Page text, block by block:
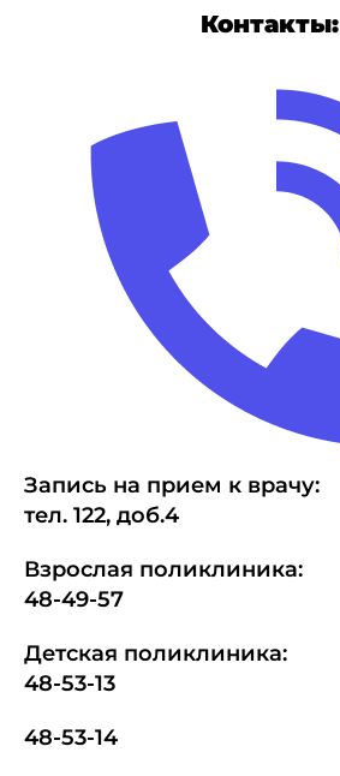
Контакты:
Запись на прием к врачу:
тел. 122, доб.4
Взрослая поликлиника:
48-49-57
Детская поликлиника:
48-53-13
48-53-14